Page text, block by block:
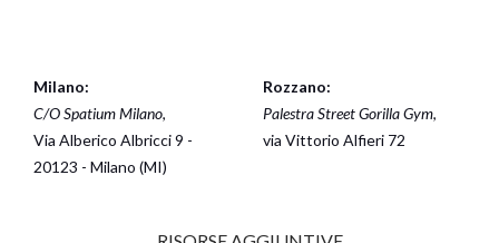
Milano:
C/O Spatium Milano,
Via Alberico Albricci 9 -
20123 - Milano (MI)
Rozzano:
Palestra Street Gorilla Gym,
via Vittorio Alfieri 72